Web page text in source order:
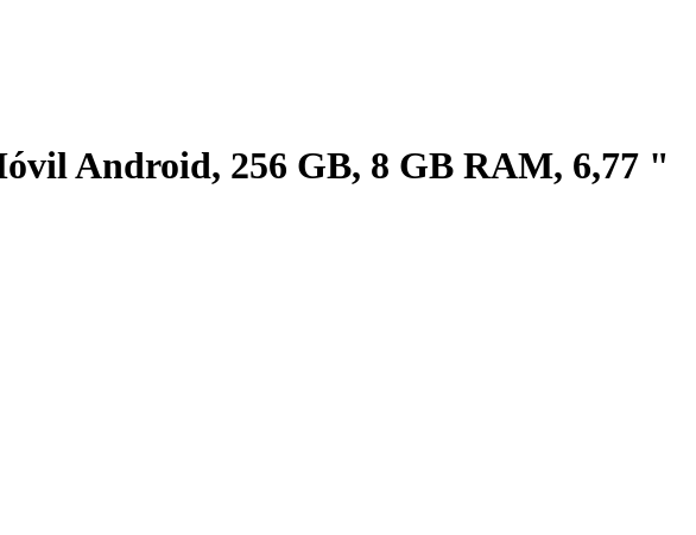
Android, 256 GB, 8 GB RAM, 6,77 "